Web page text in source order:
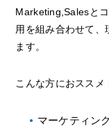
Marketing,Salesと
用を組み合わせて、
ます。
こんな方におススメ
マーケティン